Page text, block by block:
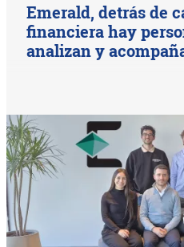
Emerald, detrás de
financiera hay
analizan y